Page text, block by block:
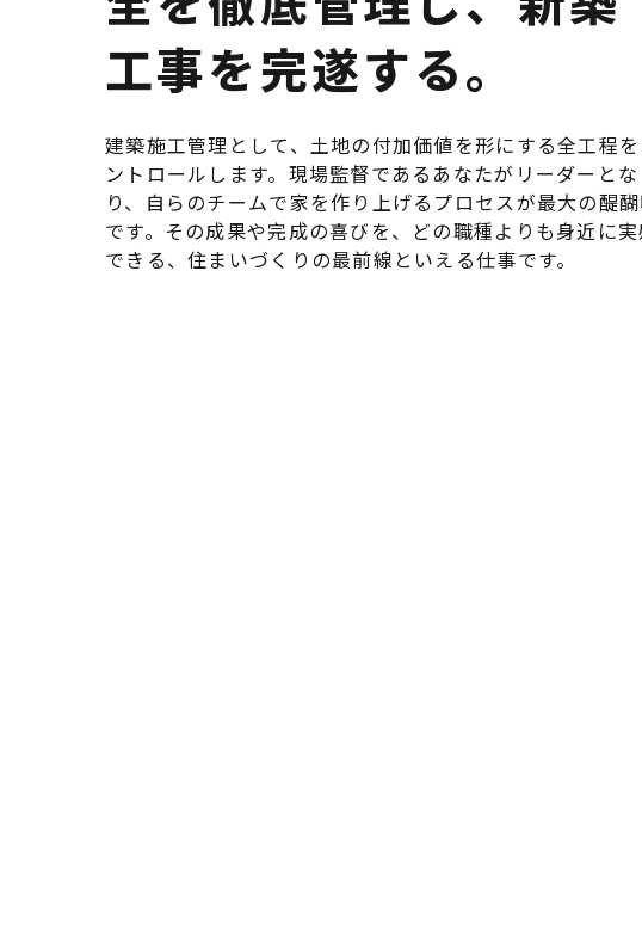
工事を完遂する。
建築施工管理として、土地の付加価値を形にする全工程を
ントロールします。現場監督であるあなたがリーダーとな
り、自らのチームで家を作り上げるプロセスが最大の醍
です。その成果や完成の喜びを、どの職種よりも身近に
できる、住まいづくりの最前線といえる仕事です。